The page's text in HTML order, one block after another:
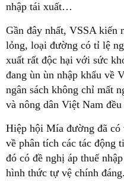
nhập tái xuất…
Gần đây nhất, VSSA kiến
lỏng, loại đường có tỉ lệ
xuất rất độc hại với sức
đang ùn ùn nhập khẩu về
ngân sách không chỉ mất
và nông dân Việt Nam
Hiệp hội Mía đường đã
về phân tích các tác động
đó có đề nghị áp thuế
hình thức tự vệ chính